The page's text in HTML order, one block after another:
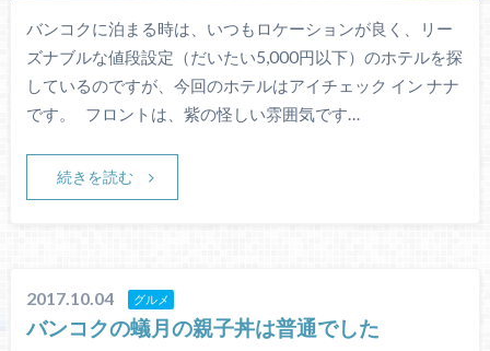
バンコクに泊まる時は、いつもロケーションが良く、リー
ズナブルな値段設定（だいたい5,000円以下）のホテルを探
しているのですが、今回のホテルはアイチェック イン ナナ
です。 フロントは、紫の怪しい雰囲気です…
続きを読む
2017.10.04 グルメ
バンコクの蟻月の親子丼は普通でした